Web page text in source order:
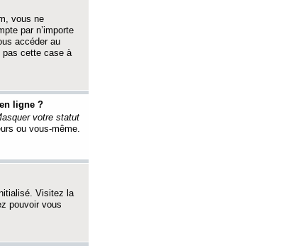
vous ne
par n’importe
accéder au
pas cette case à
ligne ?
votre statut
ou vous-même.
Visitez la
pouvoir vous